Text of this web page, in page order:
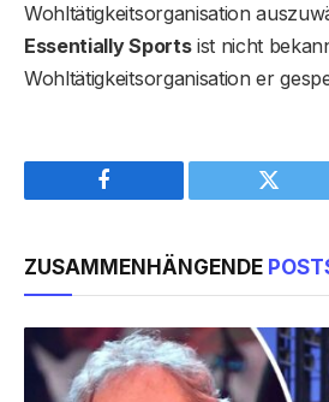
Wohltätigkeitsorganisation
Essentially Sportsist nicht
Wohltätigkeitsorganisation er
Facebook Twitter
ZUSAMMENHÄNGENDE